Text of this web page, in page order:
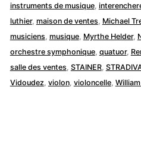
instruments de musique,
luthier, maison de ventes Michael
musiciens musique, Myrthe Helder,
orchestre symphonique, quatuor,
salle des ventes STAINER,
Vidoudez violon, violoncelle,